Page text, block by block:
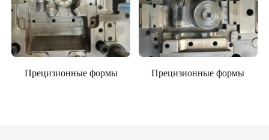
Прецизионные формы Прецизионные формы